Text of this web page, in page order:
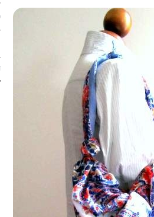
DI ACCESSO AI DATI